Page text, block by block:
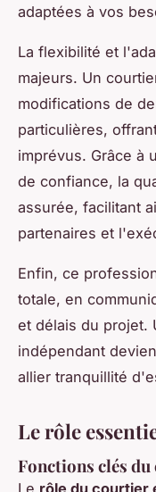
adaptées à vos
La flexibilité et
majeurs. Un
modifications de
particulières,
imprévus. Grâce à
de confiance, la
assurée, facilitant
partenaires et
Enfin, ce
totale, en
et délais du projet.
indépendant
allier tranquillité
Le rôle
Fonctions clés
Le rôle du courtier